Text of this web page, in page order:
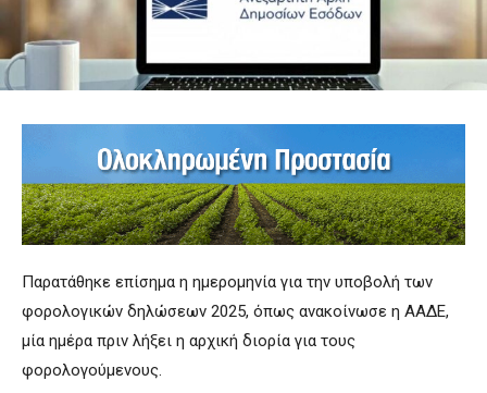
Παρατάθηκε επίσημα η ημερομηνία για την υποβολή των
φορολογικών δηλώσεων 2025, όπως ανακοίνωσε η ΑΑΔΕ,
μία ημέρα πριν λήξει η αρχική διορία για τους
φορολογούμενους.